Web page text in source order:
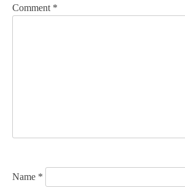
v
o
Comment *
Name *